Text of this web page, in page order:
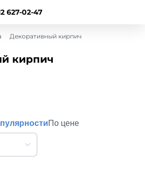
627-02-47
Декоративный кирпич
кирпич
По цене